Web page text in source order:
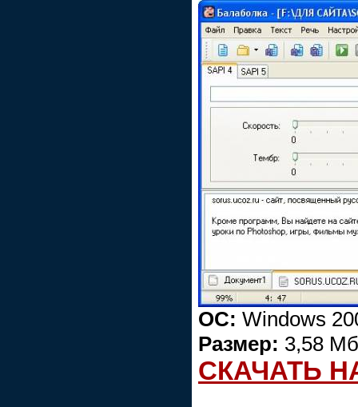
ОС: Windows
Размер: 3,58 Мб
СКАЧАТЬ